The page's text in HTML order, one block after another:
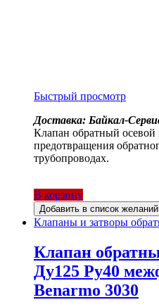
Быстрый просмотр
Доставка: Байкал-
Клапан обратный осевой
предотвращения
трубопроводах.
В корзину
Добавить в список желаний
Клапаны и затворы
Клапан
Ду125 Ру40
Benarmo 3030